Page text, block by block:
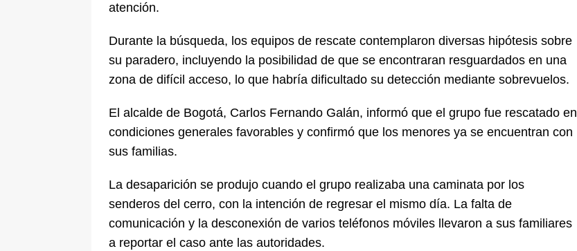
atención.
Durante la búsqueda, los equipos de rescate contemplaron diversas hipótesis sobre
su paradero, incluyendo la posibilidad de que se encontraran resguardados en una
zona de difícil acceso, lo que habría dificultado su detección mediante sobrevuelos.
El alcalde de Bogotá, Carlos Fernando Galán, informó que el grupo fue rescatado en
condiciones generales favorables y confirmó que los menores ya se encuentran con
sus familias.
La desaparición se produjo cuando el grupo realizaba una caminata por los
senderos del cerro, con la intención de regresar el mismo día. La falta de
comunicación y la desconexión de varios teléfonos móviles llevaron a sus familiares
a reportar el caso ante las autoridades.